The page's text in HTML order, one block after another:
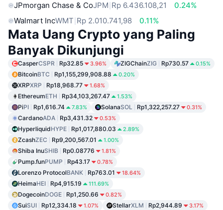
JPmorgan Chase & CoJPM Rp 6.436.108,21
0.24%
Walmart IncWMT Rp 2.010.741,98 0.11%
Mata Uang Crypto yang Paling
Banyak Dikunjungi
CasperCSPR Rp32.85 3.96% ZIGChainZIG Rp730.57 0.15%
BitcoinBTC Rp1,155,299,908.88 0.20%
XRPXRP Rp18,968.77 1.68%
EthereumETH Rp34,103,267.47 1.53%
PiPI Rp1,616.74 7.83% SolanaSOL Rp1,322,257.27 0.31%
CardanoADA Rp3,431.32 0.53%
HyperliquidHYPE Rp1,017,880.03 2.89%
ZcashZEC Rp9,200,567.01 1.00%
Shiba InuSHIB Rp0.08776 1.81%
Pump.funPUMP Rp43.17 0.78%
Lorenzo ProtocolBANK Rp763.01 18.64%
HeimaHEI Rp4,915.19 111.69%
DogecoinDOGE Rp1,250.66 0.82%
SuiSUI Rp12,334.18 1.07% StellarXLM Rp2,944.89 3.17%